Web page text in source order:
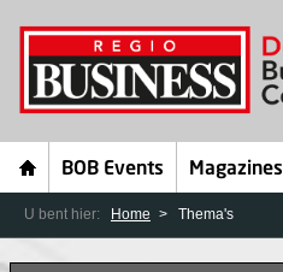
BOB Events Magazines
U bent hier: Home Thema's